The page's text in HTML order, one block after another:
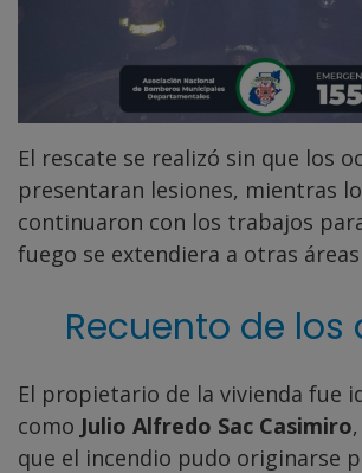
El rescate se realizó sin que los
presentaran lesiones, mientras
continuaron con los trabajos
fuego se extendiera a otras
Recuento de los
El propietario de la vivienda fue
como Julio Alfredo Sac Casimiro
que el incendio pudo originarse